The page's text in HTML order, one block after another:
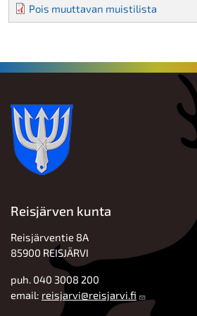
Pois muuttavan muistilista
Reisjärven kunta
Reisjärventie 8A
85900 REISJÄRVI
puh. 040 3008 200
email: reisjarvi@reisjarvi.fi